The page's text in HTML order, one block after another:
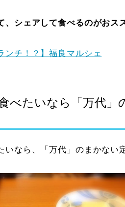
シェアして食べるのがおス
ンチ！？】福良マルシェ
べたいなら「万代」
なら、「万代」のまかない